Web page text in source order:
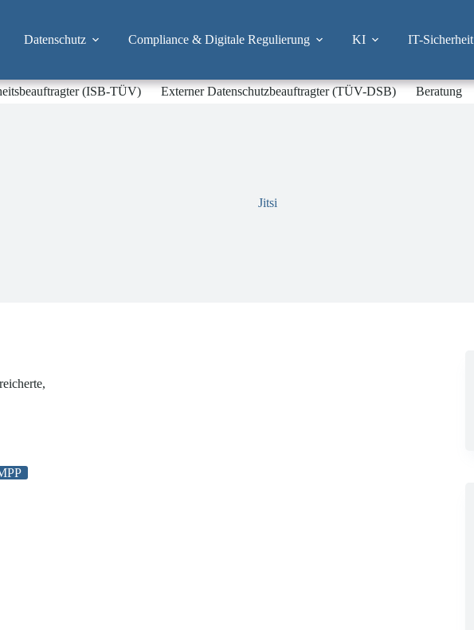
Datenschutz Compliance & Digitale Regulierung KI IT-Sicherheit
(ISB-TÜV) Externer Datenschutzbeauftragter (TÜV-DSB) Beratung
Jitsi